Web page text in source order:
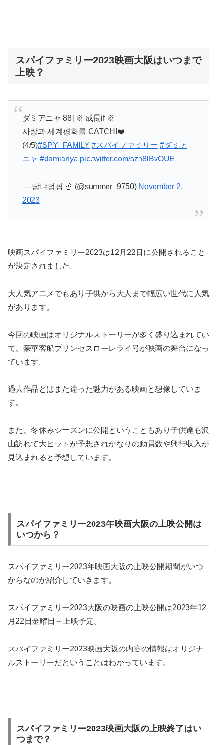
スパイファミリー2023映画大阪はいつまで
上映？
ダミアニャ[88] ※ 成長if ※
사랑과 세계평화를 CATCH!❤️
(4/5)#SPY_FAMILY #スパイファミリー #ダミア
ニャ #damianya pic.twitter.com/szh8lBvOUE
— 담냐펌핑 🍎 (@summer_9750) November 2,
2023
映画スパイファミリー2023は12月22日に公開されること
が決定されました。
大人気アニメでもあり子供から大人まで幅広い世代に人気
があります。
今回の映画はオリジナルストーリーが多く盛り込まれてい
て、豪華客船プリンセスローレライ号が映画の舞台になっ
ています。
過去作品とはまた違った魅力がある映画と想像していま
す。
また、冬休みシーズンに公開ということもあり子供達も沢
山訪れて大ヒットが予想されかなりの動員数や興行収入が
見込まれると予想しています。
スパイファミリー2023年映画大阪の上映公開は
いつから？
スパイファミリー2023年映画大阪の上映公開期間がいつ
からなのか紹介していきます。
スパイファミリー2023大阪の映画の上映公開は2023年12
月22日金曜日～上映予定。
スパイファミリー2023映画大阪の内容の情報はオリジナ
ルストーリーだということはわかっています。
スパイファミリー2023映画大阪の上映終了はい
つまで？